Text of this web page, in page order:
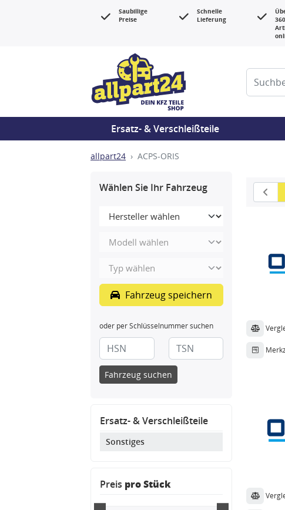
Saubillige
Preise
Schnelle
Lieferung
Ersatz- & Verschleißteile
allpart24 ACPS-ORIS
Wählen Sie Ihr Fahrzeug
Fahrzeug speichern
oder per Schlüsselnummer suchen
Fahrzeug suchen
Ersatz- & Verschleißteile
Sonstiges
Preis pro Stück